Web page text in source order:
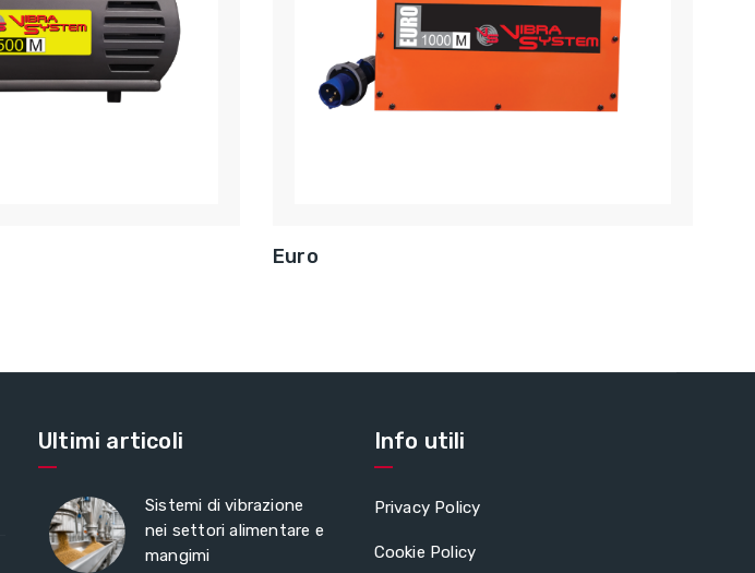
Euro
Ultimi articoli
Sistemi di vibrazione
nei settori alimentare e
mangimi
Info utili
Privacy Policy
Cookie Policy